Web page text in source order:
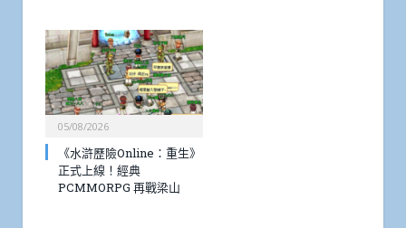
05/08/2026
《水滸歷險Online：重生》
正式上線！經典
PCMMORPG 再戰梁山